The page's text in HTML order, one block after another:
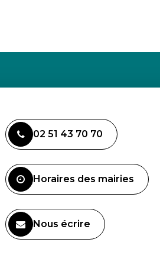
02 51 43 70 70
Horaires des mairies
Nous écrire
(ouverture dans un